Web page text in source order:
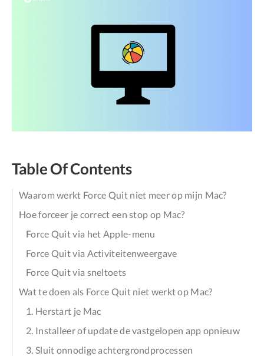
Table Of Contents
Waarom werkt Force Quit niet meer op mijn Mac?
Hoe forceer je correct een stop op Mac?
Force Quit via het Apple-menu
Force Quit via Activiteitenweergave
Force Quit via sneltoets
Wat te doen als Force Quit niet werkt op Mac?
1. Herstart je Mac
2. Installeer of update de vastgelopen app opnieuw
3. Sluit onnodige achtergrondprocessen